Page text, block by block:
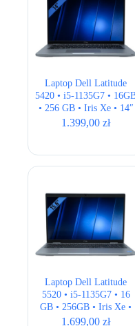
Laptop Dell Latitude
5420 • i5-1135G7 •
• 256 GB • Iris Xe • 14″
Full HD
1.399,00zł
Laptop Dell Latitude
5520 • i5-1135G7 • 16
GB • 256GB • Iris Xe •
15,6 ” Full HD • LTE
1.699,00zł